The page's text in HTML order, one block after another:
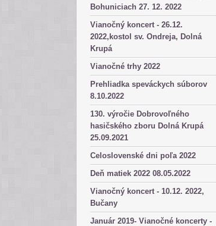
Bohuniciach 27. 12. 2022
Vianočný koncert - 26.12.
2022,kostol sv. Ondreja, Dolná
Krupá
Vianočné trhy 2022
Prehliadka speváckych súborov
8.10.2022
130. výročie Dobrovoľného
hasičského zboru Dolná Krupá
25.09.2021
Celoslovenské dni poľa 2022
Deň matiek 2022 08.05.2022
Vianočný koncert - 10.12. 2022,
Bučany
Január 2019- Vianočné koncerty -